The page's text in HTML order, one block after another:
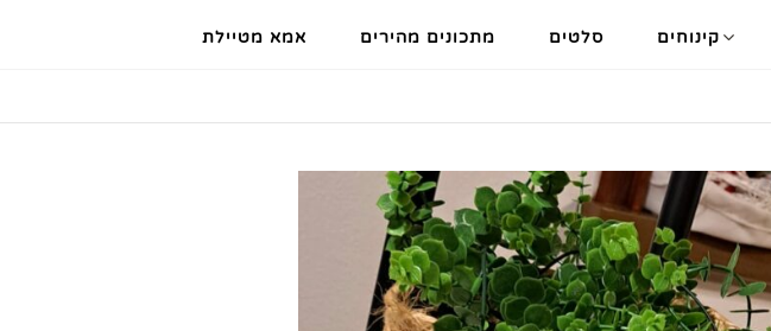
קינוחים סלטים מתכונים מהירים אמא מטיילת